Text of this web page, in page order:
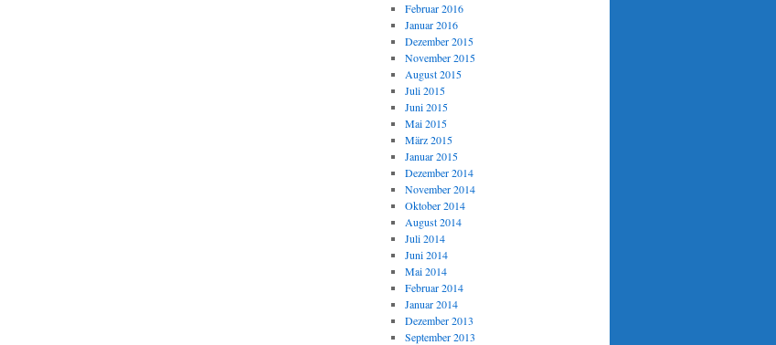
Februar 2016
Januar 2016
Dezember 2015
November 2015
August 2015
Juli 2015
Juni 2015
Mai 2015
März 2015
Januar 2015
Dezember 2014
November 2014
Oktober 2014
August 2014
Juli 2014
Juni 2014
Mai 2014
Februar 2014
Januar 2014
Dezember 2013
September 2013